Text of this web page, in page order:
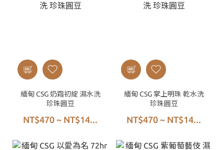
緬甸 CSG 奶霜初綻 濕水洗
珍珠圓豆
NT$470 ~ NT$14...
緬甸 CSG 掌上明珠 乾水洗
珍珠圓豆
NT$470 ~ NT$14...